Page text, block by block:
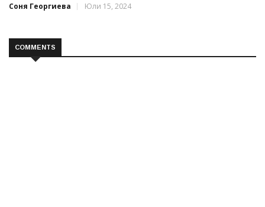
Соня Георгиева
Юли 15, 2024
COMMENTS